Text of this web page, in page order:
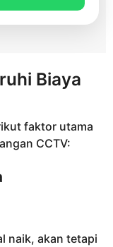
Biaya
faktor utama
CCTV:
naik, akan tetapi